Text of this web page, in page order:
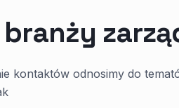
kontaktów odnosimy do